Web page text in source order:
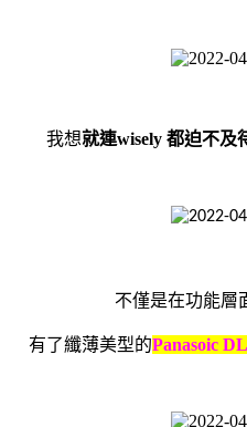
我想就連wisely 都迫不及
不僅是在功能層
有了纖薄美型的Panasoic